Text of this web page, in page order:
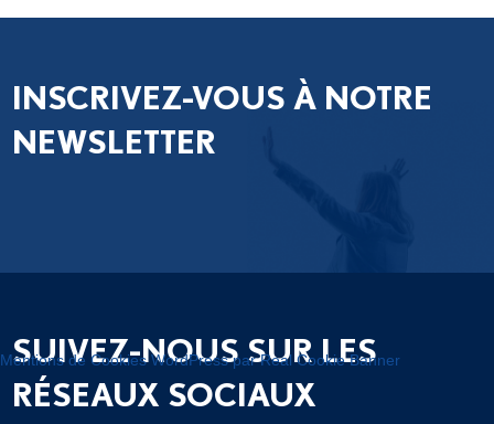
INSCRIVEZ-VOUS À NOTRE
NEWSLETTER
SUIVEZ-NOUS SUR LES
RÉSEAUX SOCIAUX
Mentions de Cookies WordPress par Real Cookie Banner